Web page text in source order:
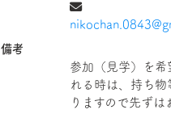
備考
参加（見学）を希
れる時は、持ち物
りますので先ずは